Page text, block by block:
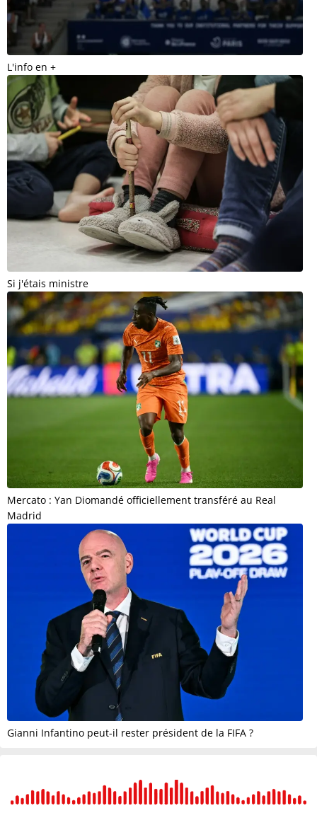
L'info en +
Si j'étais ministre
Mercato : Yan Diomandé officiellement transféré au Real
Madrid
Gianni Infantino peut-il rester président de la FIFA ?